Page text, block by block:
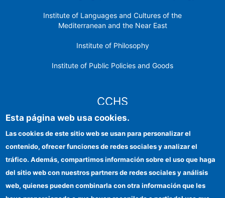
Institute of Languages ​​and Cultures of the
Mediterranean and the Near East
Institute of Philosophy
Institute of Public Policies and Goods
CCHS
Institutional identity
FEDER funds
Esta página web usa cookies.
Las cookies de este sitio web se usan para personalizar el
contenido, ofrecer funciones de redes sociales y analizar el
tráfico. Además, compartimos información sobre el uso que haga
del sitio web con nuestros partners de redes sociales y análisis
web, quienes pueden combinarla con otra información que les